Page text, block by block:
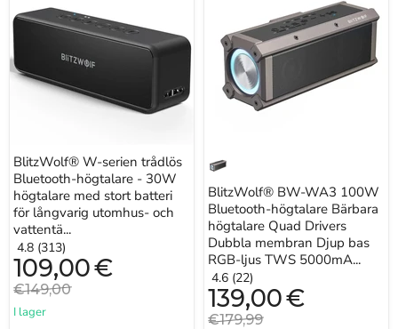
trådlös
Bluetooth-
högtalare
-
30W
högtalare
utomhus-
och
vattentät
användning
BlitzWolf® W-serien trådlös
Bluetooth-högtalare - 30W
högtalare med stort batteri
för långvarig utomhus- och
vattentä...
4.8 (313)
Nuvarande
pris
109,00€
Originalpris
€149,00
I lager
Bluetooth-
högtalare
Bärbara
högtalare
Quad
Drivers
RGB-
TWS
5000mAh
Trådlös
utomhushögtalare
BlitzWolf® BW-WA3 100W
Bluetooth-högtalare Bärbara
högtalare Quad Drivers
Dubbla membran Djup bas
RGB-ljus TWS 5000mA...
4.6 (22)
Nuvarande
pris
139,00€
Originalpris
€179,99